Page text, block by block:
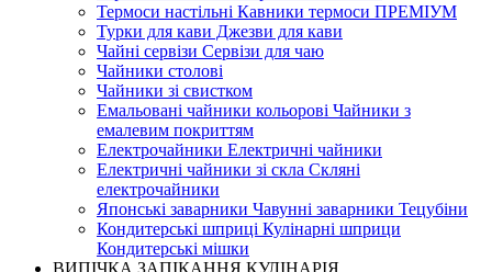
Термоси настільні Кавники термоси ПРЕМІУМ
Турки для кави Джезви для кави
Чайні сервізи Сервізи для чаю
Чайники столові
Чайники зі свистком
Емальовані чайники кольорові Чайники з
емалевим покриттям
Електрочайники Електричні чайники
Електричні чайники зі скла Скляні
електрочайники
Японські заварники Чавунні заварники Тецубіни
Кондитерські шприці Кулінарні шприци
Кондитерські мішки
ВИПІЧКА ЗАПІКАННЯ КУЛІНАРІЯ